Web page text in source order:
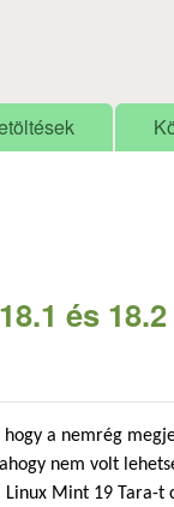
és
a nemrég
nem volt
Mint 19 Tara-